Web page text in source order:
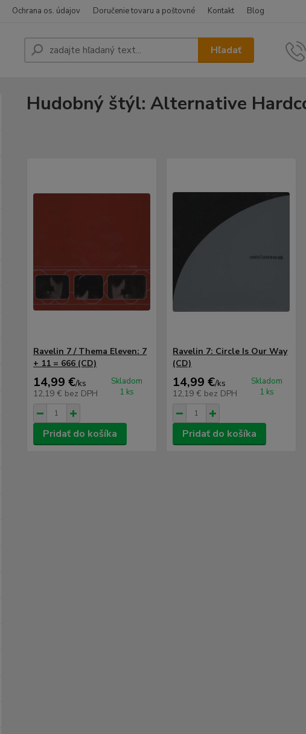
Ochrana os. údajov Doručenie tovaru a poštovné Kontakt Blog
Hľadať
Hudobný štýl: Alternative
Ravelin 7 / Thema Eleven: 7
+ 11 = 666 (CD)
14,99 €/ks
12,19 € bez DPH
Skladom
1 ks
Pridať do košíka
Ravelin 7: Circle Is Our Way
(CD)
14,99 €/ks
12,19 € bez DPH
Skladom
1 ks
Pridať do košíka